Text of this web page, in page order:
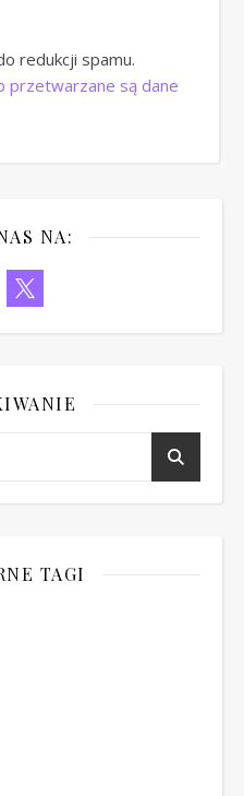
redukcji spamu.
przetwarzane są dane
NA:
TAGI